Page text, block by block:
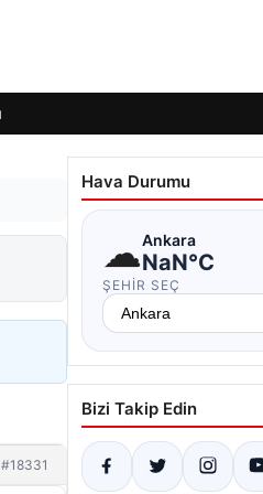
#18331
Hava Durumu
☁Ankara
NaN°C
ŞEHIR SEÇ
Bizi Takip Edin